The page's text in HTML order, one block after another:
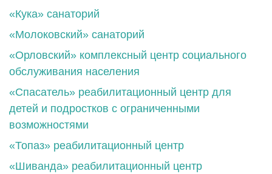
«Кука» санаторий
«Молоковский» санаторий
«Орловский» комплексный центр социального
обслуживания населения
«Спасатель» реабилитационный центр для
детей и подростков с ограниченными
возможностями
«Топаз» реабилитационный центр
«Шиванда» реабилитационный центр